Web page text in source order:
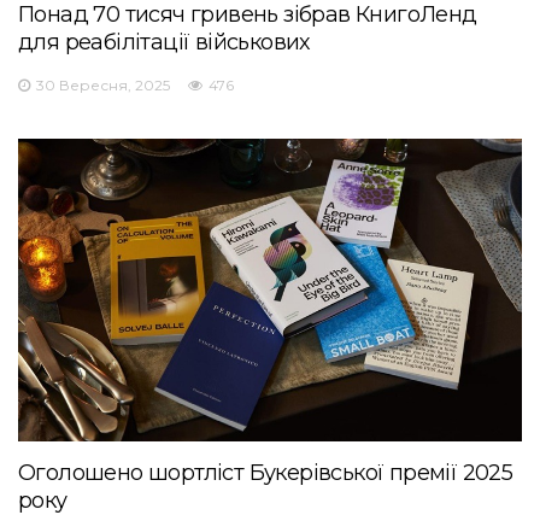
Понад 70 тисяч гривень зібрав КнигоЛенд
для реабілітації військових
30 Вересня, 2025 476
Оголошено шортліст Букерівської премії 2025
року